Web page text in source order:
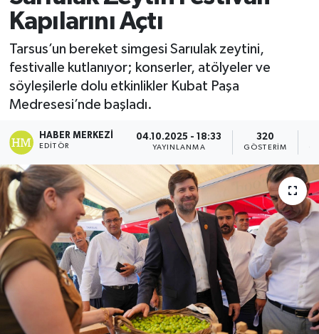
Kapılarını Açtı
Tarsus’un bereket simgesi Sarıulak zeytini,
festivalle kutlanıyor; konserler, atölyeler ve
söyleşilerle dolu etkinlikler Kubat Paşa
Medresesi’nde başladı.
HABER MERKEZI
EDITÖR
04.10.2025 - 18:33
YAYINLANMA
320
GÖSTERIM